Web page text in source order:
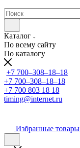
Каталог
По всему сайту
По каталогу
+7 700‒308‒18‒18
+7 700‒308‒18‒18
+7 700 803 18 18
timing@internet.ru
Избранные товары